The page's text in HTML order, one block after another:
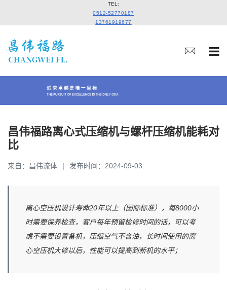
TEL:
0512-52770187
13761919677
昌伟福路离心式压缩机与螺杆压缩机能耗对
比
来自：昌伟流体 发布时间：2024-09-03
离心空压机设计寿命20年以上（国际标准），每8000小
时需要保养检查，客户每年预留检修时间的话，可以考
虑不需要设置备机，压缩空气不含油，长时间使用的离
心空压机大修以后，性能可以提高到新机的水平；